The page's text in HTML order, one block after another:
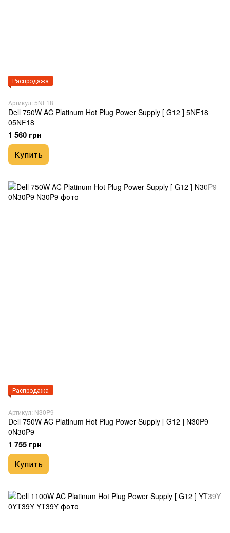
Распродажа
Артикул: 5NF18
Dell 750W AC Platinum Hot Plug Power Supply [ G12 ] 5NF18
05NF18
1 560 грн
Купить
Распродажа
Артикул: N30P9
Dell 750W AC Platinum Hot Plug Power Supply [ G12 ] N30P9
0N30P9
1 755 грн
Купить